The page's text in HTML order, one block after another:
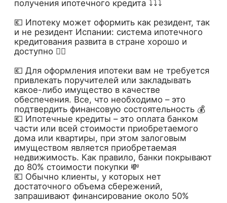
получения ипотечного кредита ⤵️⤵️⤵️
💶 Ипотеку может оформить как резидент, так
и не резидент Испании: система ипотечного
кредитования развита в стране хорошо и
доступно 👌🏻
💶 Для оформления ипотеки вам не требуется
привлекать поручителей или закладывать
какое-либо имущество в качестве
обеспечения. Все, что необходимо – это
подтвердить финансовую состоятельность 💰
💶 Ипотечные кредиты – это оплата банком
части или всей стоимости приобретаемого
дома или квартиры, при этом залоговым
имуществом является приобретаемая
недвижимость. Как правило, банки покрывают
до 80% стоимости покупки 💸
💶 Обычно клиенты, у которых нет
достаточного объема сбережений,
запрашивают финансирование около 50%